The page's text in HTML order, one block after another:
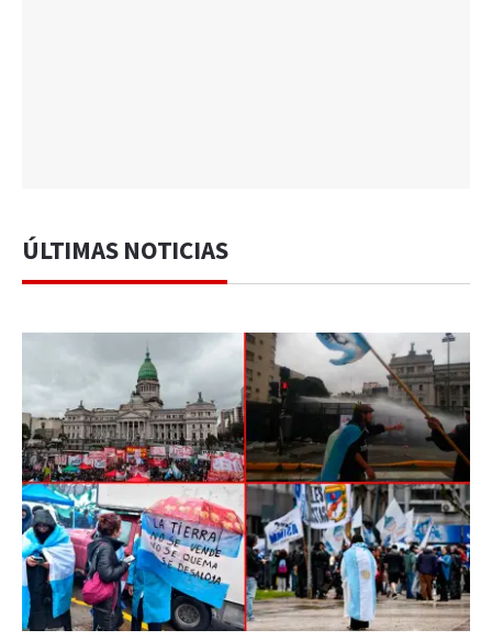
ÚLTIMAS NOTICIAS